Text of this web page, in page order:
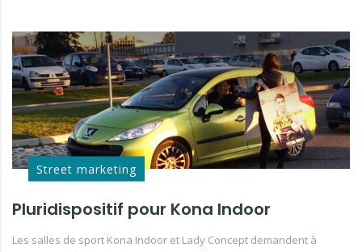
Street marketing
Pluridispositif pour Kona Indoor
Les salles de sport Kona Indoor et Lady Concept demandent à